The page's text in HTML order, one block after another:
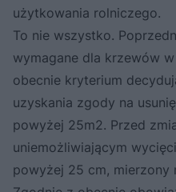
użytkowania rolniczego.
To nie wszystko.
wymagane dla krzewów
obecnie kryterium
uzyskania zgody na
powyżej 25m2. Przed
uniemożliwiającym
powyżej 25 cm, mierzony